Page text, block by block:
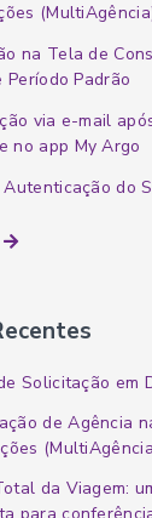
na Tela de
Período Padrão
via e-mail
no app My Argo
Autenticação do
Solicitação em
de Agência
da Viagem: